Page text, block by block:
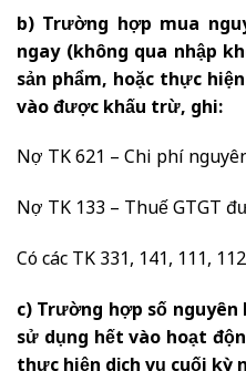
b) Trường hợp mua
ngay (không qua nhập
sản phẩm, hoặc thực
vào được khấu trừ, ghi:
Nợ TK 621 – Chi phí
Nợ TK 133 – Thuế GTGT
Có các TK 331, 141, 111,
c) Trường hợp số
sử dụng hết vào hoạt